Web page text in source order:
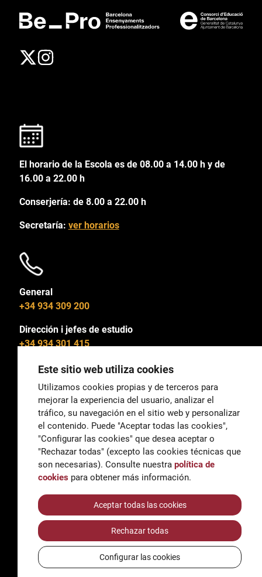
El horario de la Escola es de 08.00 a 14.00 h y de
16.00 a 22.00 h
Conserjería: de 8.00 a 22.00 h
Secretaría: ver horarios
General
+34 934 309 200
Dirección i jefes de estudio
+34 934 301 415
General
correu@escoladeltreball.org
Información
informacio@escoladeltreball.org
Trámites de secretaría
AccessibilidadAviso legal y Política de Privacidad
Política de cookies
Créditos
Este sitio web utiliza cookies
Utilizamos cookies propias y de terceros para
mejorar la experiencia del usuario, analizar el
tráfico, su navegación en el sitio web y personalizar
el contenido. Puede "Aceptar todas las cookies",
"Configurar las cookies" que desea aceptar o
"Rechazar todas" (excepto las cookies técnicas que
son necesarias). Consulte nuestra política de
cookies para obtener más información.
Aceptar todas las cookies
Rechazar todas
Configurar las cookies